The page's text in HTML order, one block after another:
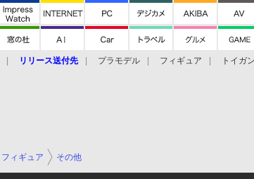
リリース送付先 プラモデル フィギュア トイガン
フィギュア その他